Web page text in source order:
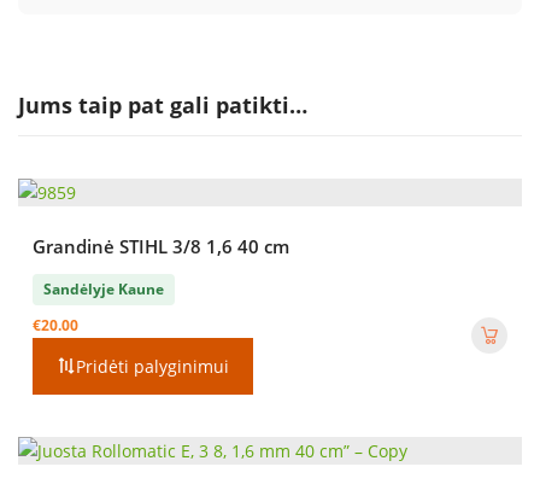
Jums taip pat gali patikti…
Grandinė STIHL 3/8 1,6 40 cm
Sandėlyje Kaune
€20.00
Pridėti palyginimui